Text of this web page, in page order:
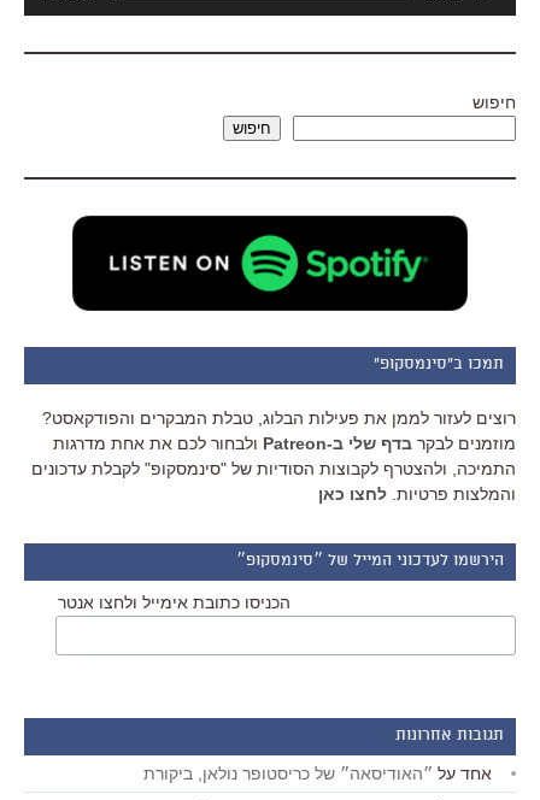
חיפוש
חיפוש
תמכו ב"סינמסקופ"
רוצים לעזור לממן את פעילות הבלוג, טבלת המבקרים והפודקאסט?
מוזמנים לבקר בדף שלי ב-Patreon
ולבחור לכם את אחת מדרגות
התמיכה, ולהצטרף לקבוצות הסודיות של "סינמסקופ" לקבלת עדכונים
והמלצות פרטיות. לחצו כאן
הירשמו לעדכוני המייל של ״סינמסקופ״
הכניסו כתובת אימייל ולחצו אנטר
תגובות אחרונות
אחד על ״האודיסאה״ של כריסטופר נולאן, ביקורת